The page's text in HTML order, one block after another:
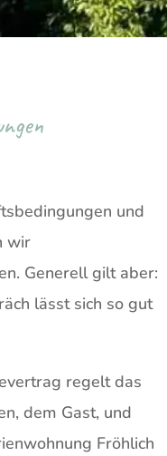
und
wir
Generell gilt aber:
lässt sich so gut
regelt das
dem Gast, und
Fröhlich